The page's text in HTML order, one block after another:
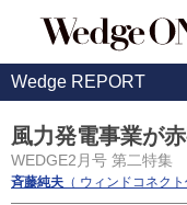
Wedge REPORT
風力発電事業が
WEDGE2月号 第二特集
斉藤純夫 （ ウィンドコネク